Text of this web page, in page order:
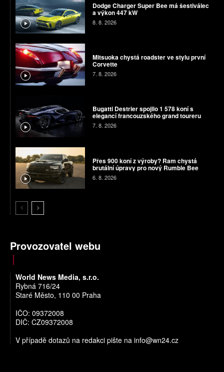
Dodge Charger Super Bee má šestiválec
a výkon 447 kW
8. 8. 2026
Mitsuoka chystá roadster ve stylu první
Corvette
7. 8. 2026
Bugatti Destrier spojilo 1 578 koní s
elegancí francouzského grand toureru
7. 8. 2026
Přes 900 koní z výroby? Ram chystá
brutální úpravy pro nový Rumble Bee
6. 8. 2026
Provozovatel webu
World News Media, s.r.o.
Rybná 716/24
Staré Město, 110 00 Praha
IČO: 09372008
DIČ: CZ09372008
V případě dotazů na redakci pište na info@wn24.cz